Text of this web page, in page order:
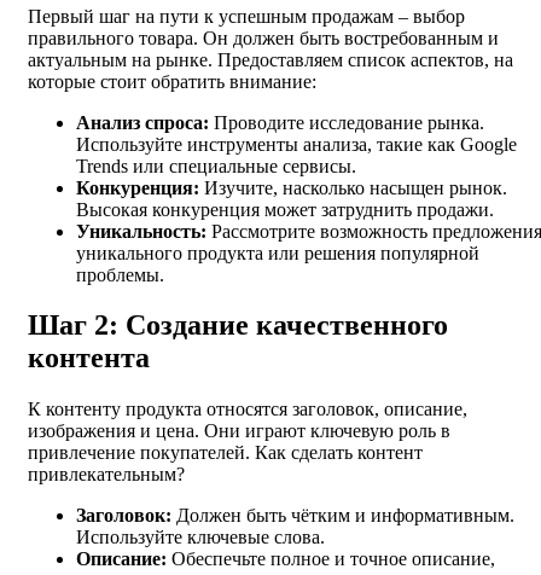
Первый шаг на пути к успешным продажам – выбор
правильного товара. Он должен быть востребованным и
актуальным на рынке. Предоставляем список аспектов, на
которые стоит обратить внимание:
Анализ спроса: Проводите исследование рынка.
Используйте инструменты анализа, такие как Google
Trends или специальные сервисы.
Конкуренция: Изучите, насколько насыщен рынок.
Высокая конкуренция может затруднить продажи.
Уникальность: Рассмотрите возможность предложения
уникального продукта или решения популярной
проблемы.
Шаг 2: Создание качественного
контента
К контенту продукта относятся заголовок, описание,
изображения и цена. Они играют ключевую роль в
привлечение покупателей. Как сделать контент
привлекательным?
Заголовок: Должен быть чётким и информативным.
Используйте ключевые слова.
Описание: Обеспечьте полное и точное описание,